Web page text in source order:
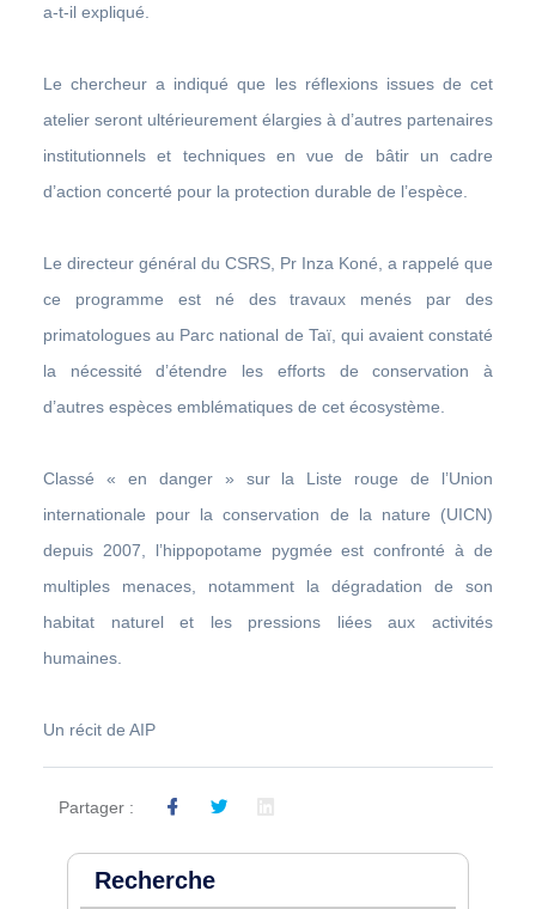
a-t-il expliqué.
Le chercheur a indiqué que les réflexions issues de cet
atelier seront ultérieurement élargies à d’autres partenaires
institutionnels et techniques en vue de bâtir un cadre
d’action concerté pour la protection durable de l’espèce.
Le directeur général du CSRS, Pr Inza Koné, a rappelé que
ce programme est né des travaux menés par des
primatologues au Parc national de Taï, qui avaient constaté
la nécessité d’étendre les efforts de conservation à
d’autres espèces emblématiques de cet écosystème.
Classé « en danger » sur la Liste rouge de l’Union
internationale pour la conservation de la nature (UICN)
depuis 2007, l’hippopotame pygmée est confronté à de
multiples menaces, notamment la dégradation de son
habitat naturel et les pressions liées aux activités
humaines.
Un récit de AIP
Partager :
Recherche